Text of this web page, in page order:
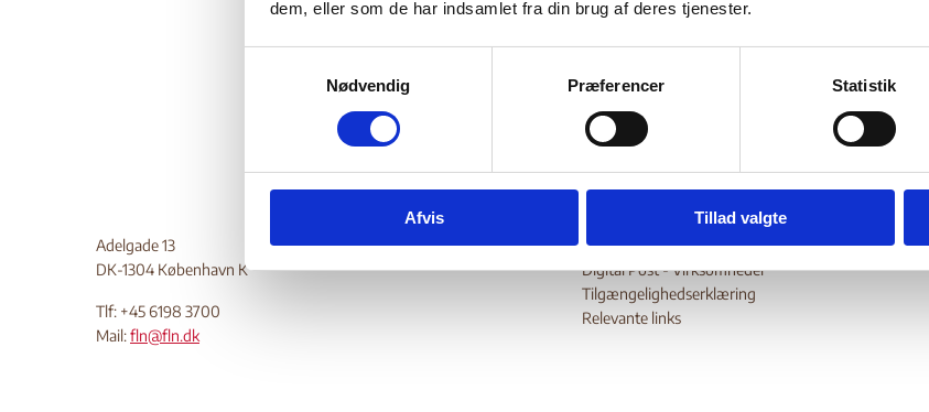
dem, eller som de har indsamlet fra din brug af deres tjenester.
v
Nødvendig Præferencer Statistik
Afvis Tillad valgte
15.08.2017 Bilag 536Udlændingestyrelsen (US)
Notatet er fortroligt.
Adelgade 13
DK-1304 København K
Tlf: +45 6198 3700
Mail:fln@fln.dk
Digital Post - Borger
Digital Post - Virksomheder
Tilgængelighedserklæring
Relevante links